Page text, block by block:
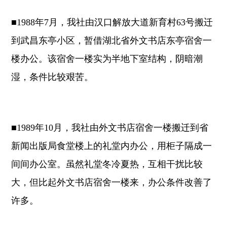
■1988年7月，我社由汉口解放大道新育村63号搬迁
到武昌东亭小区，暂借湖北省外文书店东亭宿舍一
楼办公。该宿舍一楼实为半地下室结构，阴暗潮
湿，条件比较艰苦。
■1989年10月，我社由外文书店宿舍一楼搬迁到省
新闻出版局食堂楼上的礼堂内办公，用柜子隔成一
间间办公室。虽然礼堂冬冷夏热，互相干扰比较
大，但比起外文书店宿舍一楼来，办公条件改善了
许多。